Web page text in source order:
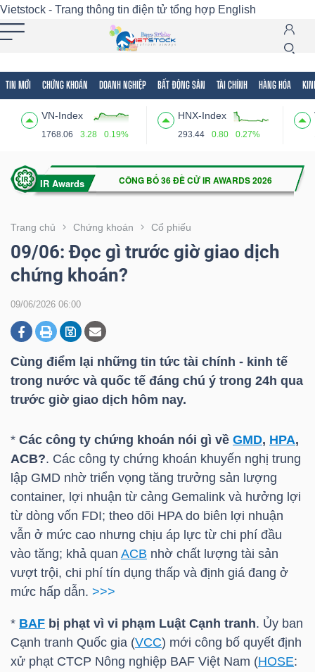
Vietstock - Trang thông tin điện tử tổng hợp English
TIN MỚI CHỨNG KHOÁN DOANH NGHIỆP BẤT ĐỘNG SẢN TÀI CHÍNH HÀNG HÓA
VN-Index
1768.06 3.28 0.19%
HNX-Index
293.44 0.80 0.27%
Trang chủ Chứng khoán Cổ phiếu
09/06: Đọc gì trước giờ giao dịch
chứng khoán?
09/06/2026 06:00
Cùng điểm lại những tin tức tài chính - kinh tế
trong nước và quốc tế đáng chú ý trong 24h qua
trước giờ giao dịch hôm nay.
* Các công ty chứng khoán nói gì về GMD, HPA,
ACB?. Các công ty chứng khoán khuyến nghị trung
lập GMD nhờ triển vọng tăng trưởng sản lượng
container, lợi nhuận từ cảng Gemalink và hưởng lợi
từ dòng vốn FDI; theo dõi HPAdo biên lợi nhuận
vẫn ở mức cao nhưng chịu áp lực từ chi phí đầu
vào tăng; khả quan ACB nhờ chất lượng tài sản
vượt trội, chi phí tín dụng thấp và định giá đang ở
mức hấp dẫn. >>>
* BAF bị phạt vì vi phạm Luật Cạnh tranh. Ủy ban
Cạnh tranh Quốc gia (VCC) mới công bố quyết định
xử phạt CTCP Nông nghiệp BAF Việt Nam (HOSE:
Tất cả Tính năng Ngành Mã chứng khoán
Tính
(-)
VIETSTOCK
CHỨNG
DOANH
NGHIỆP
TÀI
CHÍNH
HÀNG
HÓA